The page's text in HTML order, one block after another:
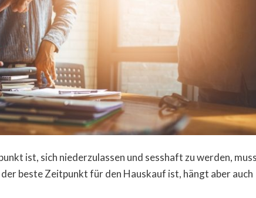
ist, sich niederzulassen und sesshaft zu werden, muss
beste Zeitpunkt für den Hauskauf ist, hängt aber auch